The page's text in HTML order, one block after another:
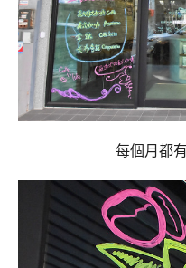
每個月都